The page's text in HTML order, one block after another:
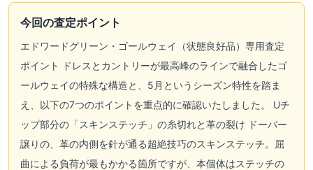
今回の査定ポイント
エドワードグリーン・ゴールウェイ（状態良好品）専用査定
ポイント ドレスとカントリーが最高峰のラインで融合したゴ
ールウェイの特殊な構造と、5月というシーズン特性を踏ま
え、以下の7つのポイントを重点的に確認いたしました。 Uチ
ップ部分の「スキンステッチ」の糸切れと革の裂け ドーバー
譲りの、革の内側を針が通る超絶技巧のスキンステッチ。屈
曲による負荷が最もかかる箇所ですが、本個体はステッチの